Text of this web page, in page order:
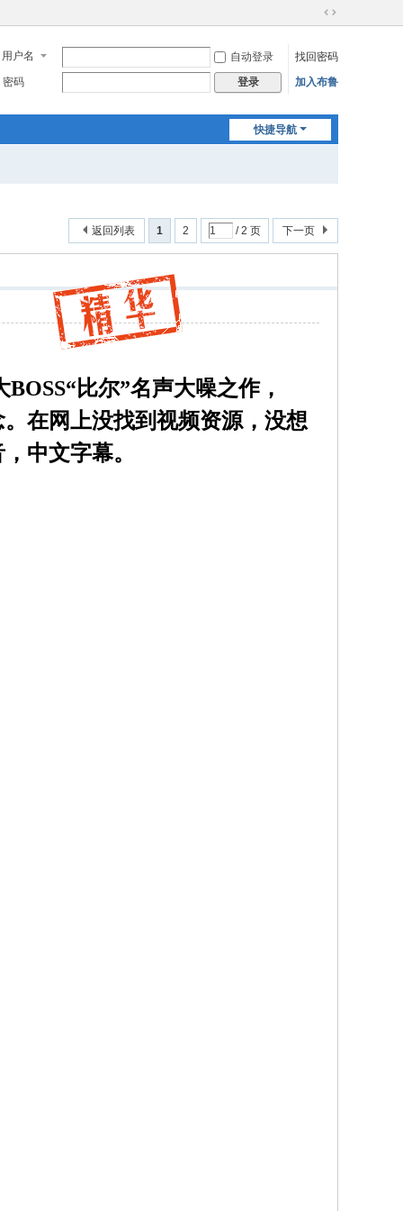
切
到
宽
用户名 自动登录
找回密码
密码
登录 加入布鲁
快捷导航
1 2 / 2 页 下一页
返回列表
比尔”名声大噪之作，
在网上没找到视频资源，没想
中文字幕。